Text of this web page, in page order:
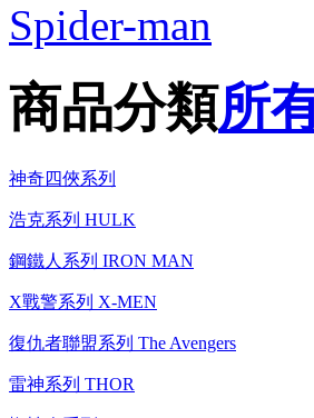
Spider-man
商品分類所
神奇四俠系列
浩克系列 HULK
鋼鐵人系列 IRON MAN
X戰警系列 X-MEN
復仇者聯盟系列 The Avengers
雷神系列 THOR